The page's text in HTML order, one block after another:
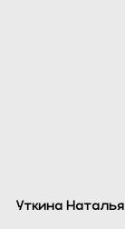
Уткина Наталья